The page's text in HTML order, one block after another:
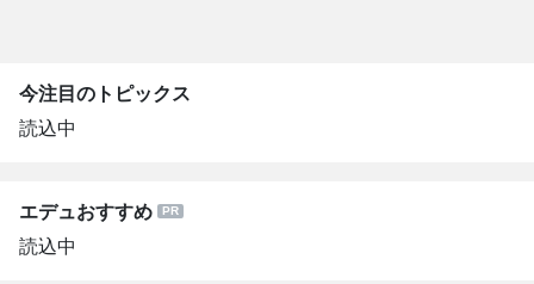
今注目のトピックス
読込中
エデュおすすめ
読込中